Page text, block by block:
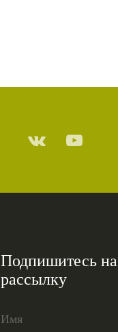
Подпишитесь на
рассылку
Имя